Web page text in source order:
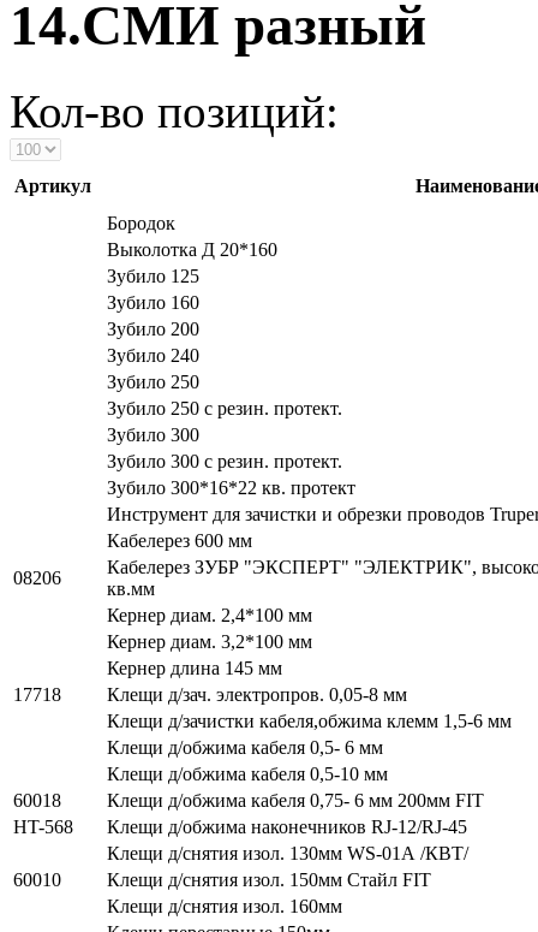
14.СМИ разный
Кол-во позиций:
Артикул
Бородок
Выколотка Д 20*160
Зубило 125
Зубило 160
Зубило 200
Зубило 240
Зубило 250
Зубило 250 с резин. протект.
Зубило 300
Зубило 300 с резин. протект.
Зубило 300*16*22 кв. протект
Инструмент для зачистки и обрезки проводов
Кабелерез 600 мм
08206
Кабелерез ЗУБР "ЭКСПЕРТ" "ЭЛЕКТРИК",
кв.мм
Кернер диам. 2,4*100 мм
Кернер диам. 3,2*100 мм
Кернер длина 145 мм
17718
Клещи д/зач. электропров. 0,05-8 мм
Клещи д/зачистки кабеля,обжима клемм 1,5-6 мм
Клещи д/обжима кабеля 0,5- 6 мм
Клещи д/обжима кабеля 0,5-10 мм
60018
Клещи д/обжима кабеля 0,75- 6 мм 200мм FIT
HT-568
Клещи д/обжима наконечников RJ-12/RJ-45
Клещи д/снятия изол. 130мм WS-01А /КВТ/
60010
Клещи д/снятия изол. 150мм Стайл FIT
Клещи д/снятия изол. 160мм